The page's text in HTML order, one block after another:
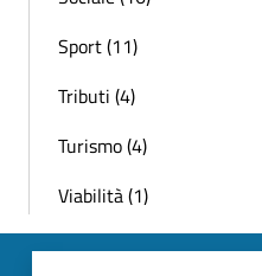
Sport (11)
Tributi (4)
Turismo (4)
Viabilità (1)